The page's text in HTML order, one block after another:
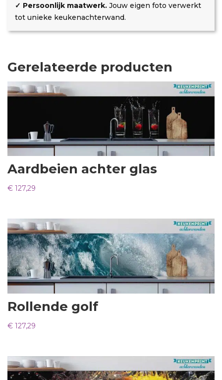
✓ Persoonlijk maatwerk. Jouw eigen foto verwerkt
tot unieke keukenachterwand.
Gerelateerde producten
Aardbeien achter glas
€ 127,29
Rollende golf
€ 127,29